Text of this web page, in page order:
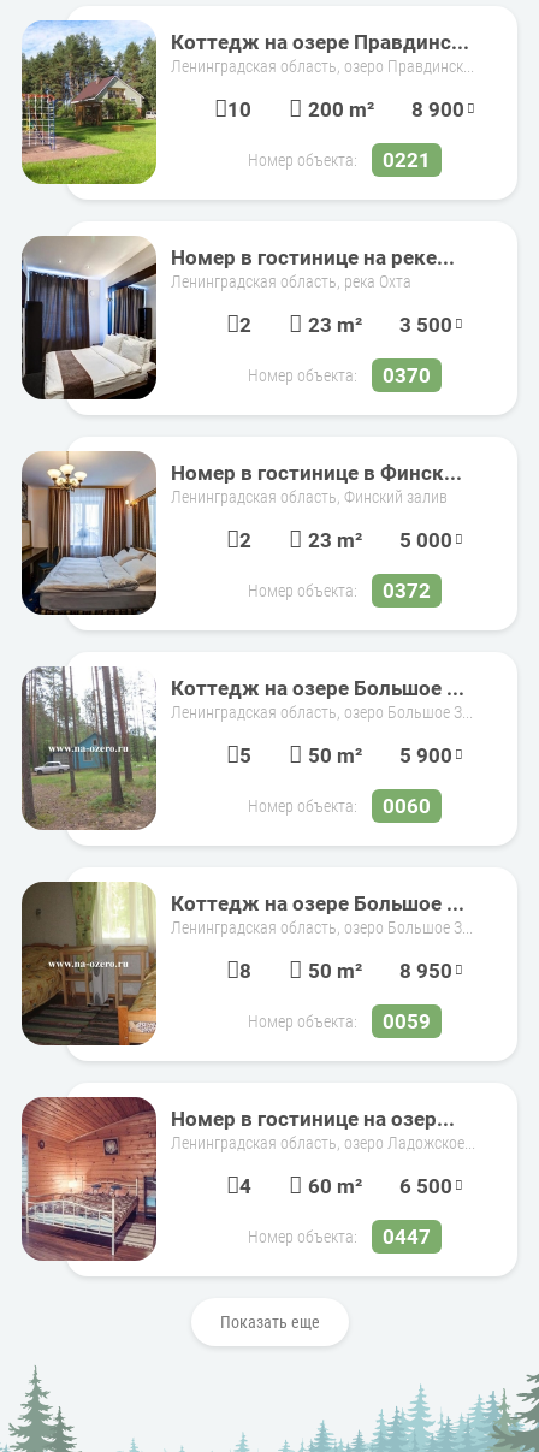
Коттедж на озере Правдинс...
Ленинградская область, озеро Правдинск...
10 200 m² 8 900
Номер объекта: 0221
Номер в гостинице на реке...
Ленинградская область, река Охта
2 23 m² 3 500
Номер объекта: 0370
Номер в гостинице в Финск...
Ленинградская область, Финский залив
2 23 m² 5 000
Номер объекта: 0372
Коттедж на озере Большое ...
Ленинградская область, озеро Большое З...
5 50 m² 5 900
Номер объекта: 0060
Коттедж на озере Большое ...
Ленинградская область, озеро Большое З...
8 50 m² 8 950
Номер объекта: 0059
Номер в гостинице на озер...
Ленинградская область, озеро Ладожское...
4 60 m² 6 500
Номер объекта: 0447
Показать еще